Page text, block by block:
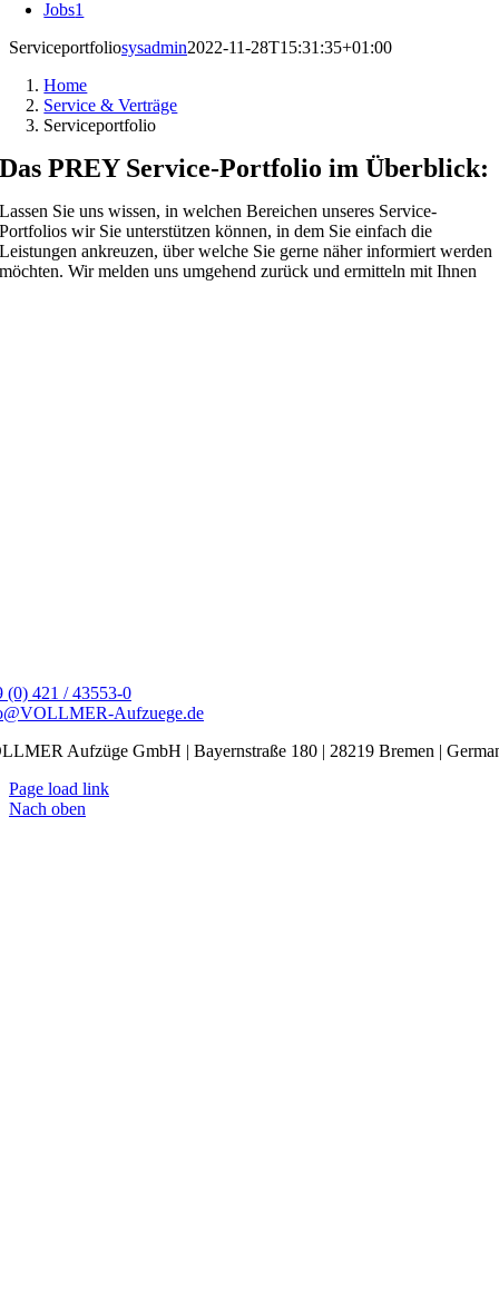
Jobs1
Serviceportfoliosysadmin2022-11-28T15:31:35+01:00
Home
Service & Verträge
Serviceportfolio
Das PREY Service-Portfolio im Überblick:
Lassen Sie uns wissen, in welchen Bereichen unseres Service-
Portfolios wir Sie unterstützen können, in dem Sie einfach die
Leistungen ankreuzen, über welche Sie gerne näher informiert werden
möchten. Wir melden uns umgehend zurück und ermitteln mit Ihnen
(0) 421 / 43553-0
Aufzuege.de
Aufzüge GmbH | Bayernstraße 180 | 28219 Bremen |
Page load link
Nach oben